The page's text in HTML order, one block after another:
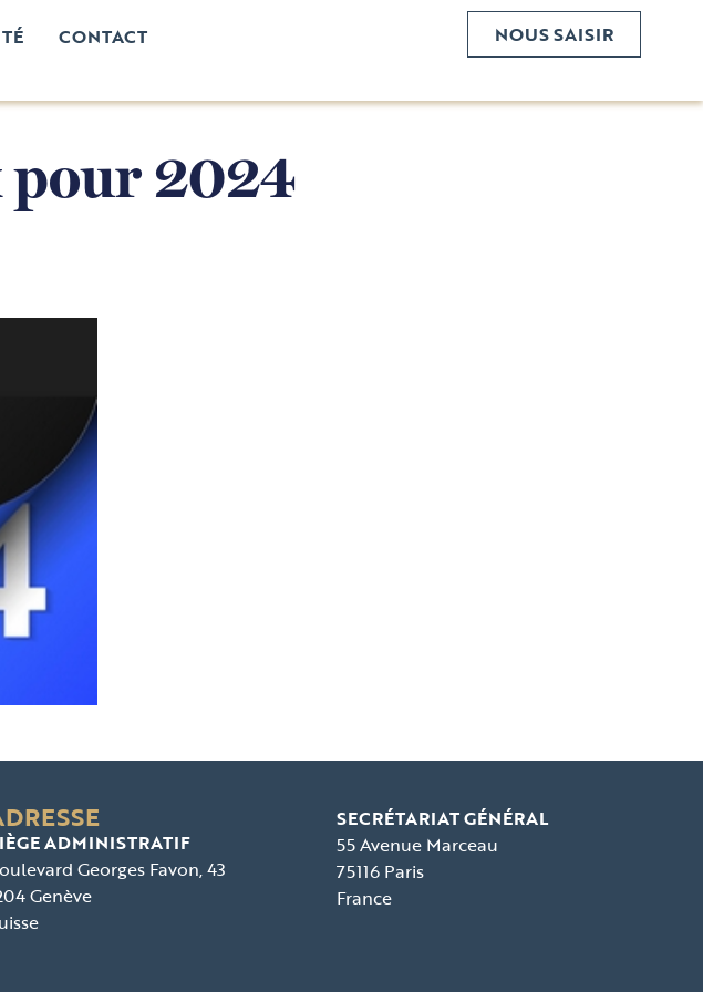
CONTACT NOUS SAISIR
pour 2024
ADMINISTRATIF
Georges Favon, 43
Genève
SECRÉTARIAT GÉNÉRAL
55 Avenue Marceau
75116 Paris
France